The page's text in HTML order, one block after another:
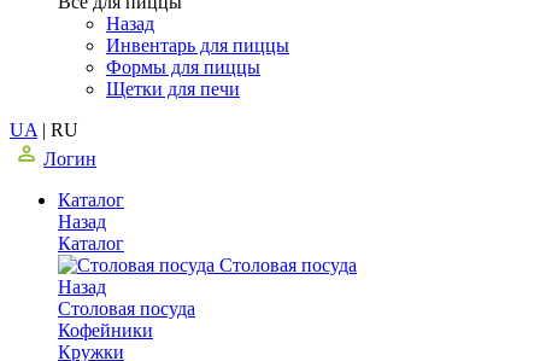
Назад
Инвентарь для пиццы
Формы для пиццы
Щетки для печи
UA | RU
Логин
Каталог
Назад
Каталог
Столовая посуда
Назад
Столовая посуда
Кофейники
Кружки